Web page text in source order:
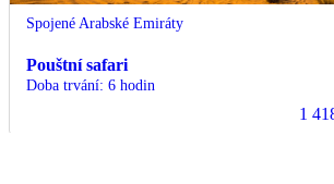
Spojené Arabské Emiráty
Pouštní safari
Doba trvání: 6 hodin
1